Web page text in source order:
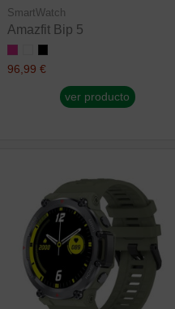
SmartWatch
Amazfit Bip 5
96,99 €
ver producto